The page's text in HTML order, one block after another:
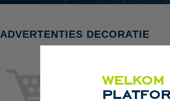
ADVERTENTIES DECORATIE
Geen advertenties
Plaats de eerste advertentie in deze rubriek.